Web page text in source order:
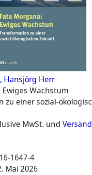
Hansjörg Herr
Wachstum
zu einer sozial-
MwSt. und Versand
1647-4
Mai 2026